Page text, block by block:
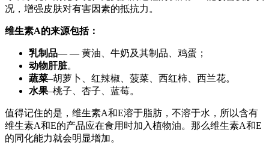
况，增强皮肤对有害因素的抵抗力。
维生素A的来源包括：
乳制品— — 黄油、牛奶及其制品、鸡蛋；
动物肝脏。
蔬菜–胡萝卜、红辣椒、菠菜、西红柿、西兰花。
水果–桃子、杏子、蓝莓。
值得记住的是，维生素A和E溶于脂肪，不溶于水，所以含有
维生素A和E的产品应在食用时加入植物油。那么维生素A和E
的同化能力就会明显增加。